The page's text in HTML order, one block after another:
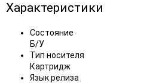
Характеристики
Состояние
Б/У
Тип носителя
Картридж
Язык релиза